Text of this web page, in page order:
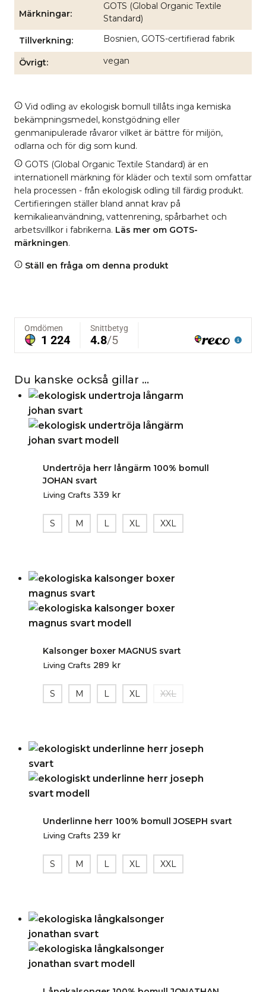
Märkningar
GOTS (Global Organic Textile
Standard)
Tillverkning Bosnien, GOTS-certifierad fabrik
Övrigt vegan
Vid odling av ekologisk bomull tillåts inga kemiska
bekämpningsmedel, konstgödning eller
genmanipulerade råvaror vilket är bättre för miljön,
odlarna och för dig som kund.
GOTS (Global Organic Textile Standard) är en
internationell märkning för kläder och textil som omfattar
hela processen - från ekologisk odling till färdig produkt.
Certifieringen ställer bland annat krav på
kemikalieanvändning, vattenrening, spårbarhet och
arbetsvillkor i fabrikerna. Läs mer om GOTS-
märkningen.
Ställ en fråga om denna produkt
Du kanske också gillar …
Undertröja herr långärm 100% bomull
JOHAN svart
Living Crafts 339 kr
S M L XL XXL
Kalsonger boxer MAGNUS svart
Living Crafts 289 kr
S M L XL XXL
Underlinne herr 100% bomull JOSEPH svart
Living Crafts 239 kr
S M L XL XXL